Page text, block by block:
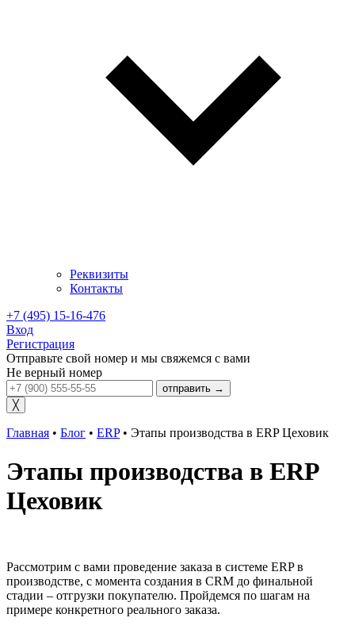
Реквизиты
Контакты
+7 (495) 15-16-476
Вход
Регистрация
Отправьте свой номер и мы свяжемся с вами
Не верный номер
отправить →
╳
Главная • Блог • ERP• Этапы производства в ERP Цеховик
Этапы производства в ERP
Цеховик
Рассмотрим с вами проведение заказа в системе ERP в
производстве, с момента создания в CRM до финальной
стадии – отгрузки покупателю. Пройдемся по шагам на
примере конкретного реального заказа.